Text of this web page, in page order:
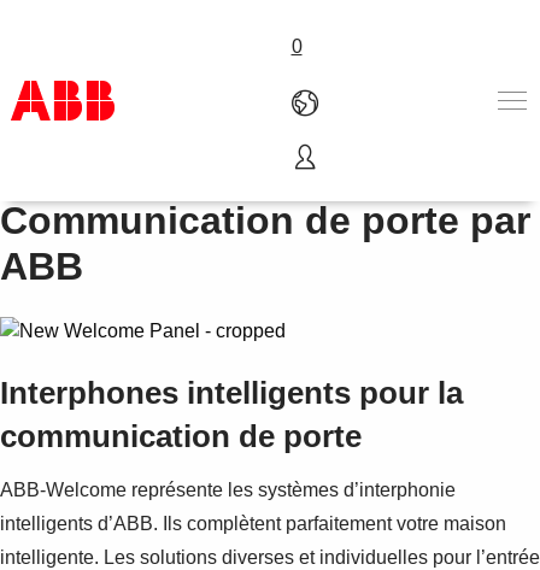
0
Products & Solutions
Industries
Services
Careers
Communication de porte par
ABB
Interphones intelligents pour la
communication de porte
ABB-Welcome représente les systèmes d’interphonie
intelligents d’ABB. Ils complètent parfaitement votre maison
intelligente. Les solutions diverses et individuelles pour l’entrée